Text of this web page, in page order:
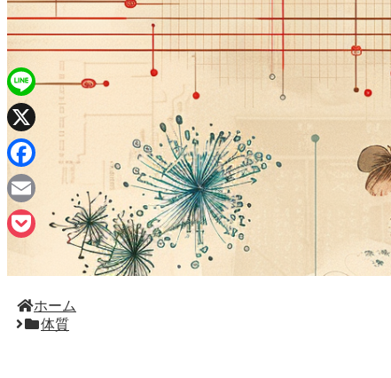
ホーム
体質
Line
X
Facebook
Email